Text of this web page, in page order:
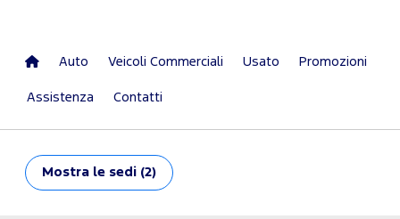
Auto Veicoli Commerciali Usato Promozioni
Assistenza Contatti
Mostra le sedi (2)